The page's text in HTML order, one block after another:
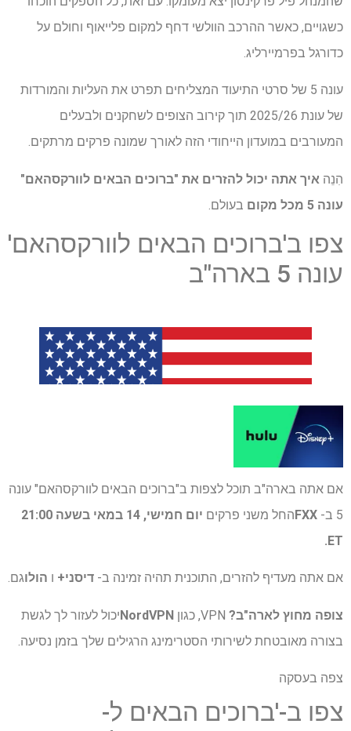
כשגויים, כאשר ההרכב הוולשי דחף למקום פלייאוף וחולם על
כדורגל בפרמיירליג.
עונה 5 של סרטי התיעוד המצליחים תפרט את העליות והמורדות
של עונת 2025/26 תוך קירוב הצופים לשחקנים ולבעלים
המעורבים במועדון הייחודי הזה לאורך שמונה פרקים מרתקים.
הִנֵה איך אתה יכול להזרים את "ברוכים הבאים לוורקסהאם"
עונה 5 מכל מקום
בעולם.
צפו ב'ברוכים הבאים לוורקסהאם'
עונה 5 בארה"ב
אם אתה בארה"ב תוכל לצפות ב"ברוכים הבאים לוורקסהאם" עונה
5 ב-
FXXהחל משני פרקים
יום חמישי, 14 במאי בשעה 21:00
ET.
אם אתה מעדיף להזרים, התוכנית תהיה זמינה ב- דיסני+ ו הולוגם.
צופה מחוץ לארה"ב? NordVPNיכול לעזור לך לגשת
בצורה מאובטחת לשירותי הסטרימינג הרגילים שלך בזמן נסיעה.
צפה בעסקה
צפו ב-'ברוכים הבאים ל-